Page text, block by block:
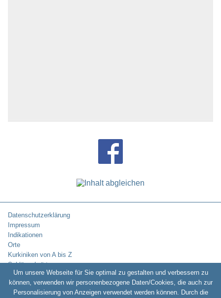
Datenschutzerklärung
Impressum
Indikationen
Orte
Kurkiniken von A bis Z
Schlüsselwörter
Um unsere Webseite für Sie optimal zu gestalten und verbessern zu
können, verwenden wir personenbezogene Daten/Cookies, die auch zur
Personalisierung von Anzeigen verwendet werden können. Durch die